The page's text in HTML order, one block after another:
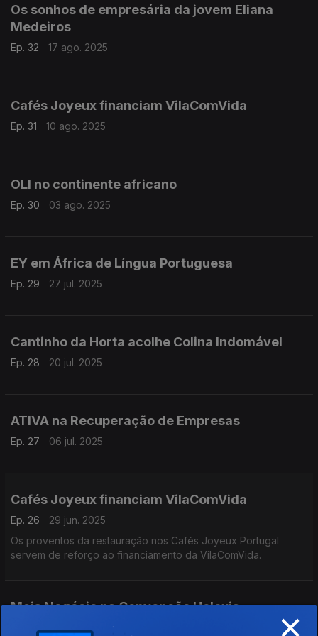
Os sonhos de empresária da jovem Eliana
Medeiros
Ep. 32 17 ago. 2025
Cafés Joyeux financiam VilaComVida
Ep. 31 10 ago. 2025
OLI no continente africano
Ep. 30 03 ago. 2025
EY em África de Língua Portuguesa
Ep. 29 27 jul. 2025
Cantinho da Horta acolhe Colina Indomável
Ep. 28 20 jul. 2025
ATIVA na Recuperação de Empresas
Ep. 27 06 jul. 2025
Cafés Joyeux financiam VilaComVida
Ep. 26
29 jun. 2025
Os proventos da restauração nos Cafés Joyeux Portugal
servem de reforço ao financiamento da VilaComVida.
Mais Negócio na Convenção Helexia ×